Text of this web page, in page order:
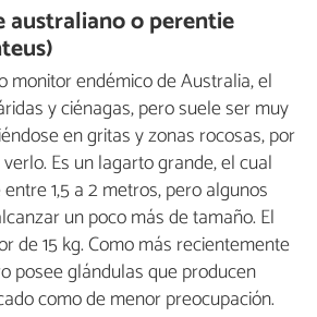
australiano o perentie
monitor endémico de Australia, el
y ciénagas, pero suele ser muy
en gritas y zonas rocosas, por
Es un lagarto grande, el cual
1,5 a 2 metros, pero algunos
un poco más de tamaño. El
de 15 kg. Como más recientemente
posee glándulas que producen
como de menor preocupación.